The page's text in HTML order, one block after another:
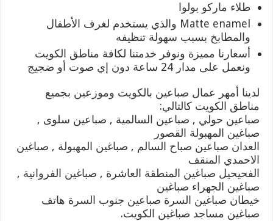
طلاء ماركو بولوا
Matte enamel والذي يستخدم لغرف الأطفال
والمطابخ بسبب سهولة تنظيفه
أسعارنا مميزة ونوفر خدمتنا لكافة مناطق الكويت
ونعمل على مدار 24 ساعة دون إي صوت أو ضجيج
لدينا أمهر عمال صباعين بالكويت وموزعين بجميع
مناطق الكويت كالتالي:
صباعين حولي , صباعين السالمية , صباعين سلوى ,
صباغين المهبولة القصور
العدان صباعين صباح السالم , صباغين المهبولة , صباغين
الاحمدي المنقف
الفحيحيل صباغين المنطقة العاشرة , صباغين الفروانية ,
صباغين الجهراء صباغين
خيطان صباغين السرة صباعين جنوب السرة هاتف
صباغين مساجد صباغين الكويت.